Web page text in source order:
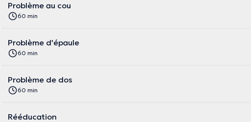
Problème au cou
60 min
Problème d'épaule
60 min
Problème de dos
60 min
Rééducation